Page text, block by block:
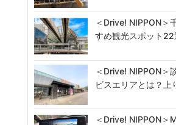
＜Drive! NIPPON＞
すめ観光スポット
＜Drive! NIPPON＞
ビスエリアとは？上
＜Drive! NIPPON＞